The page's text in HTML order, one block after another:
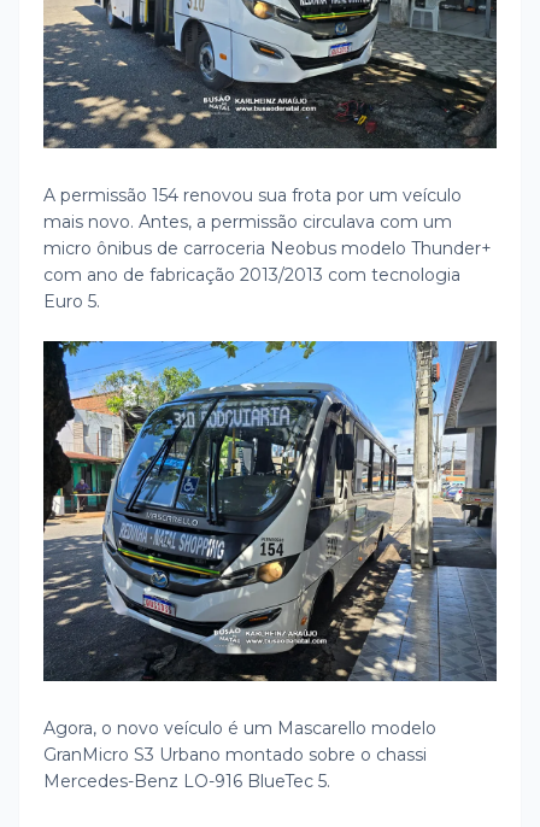
A permissão 154 renovou sua frota por um veículo
mais novo. Antes, a permissão circulava com um
micro ônibus de carroceria Neobus modelo Thunder+
com ano de fabricação 2013/2013 com tecnologia
Euro 5.
Agora, o novo veículo é um Mascarello modelo
GranMicro S3 Urbano montado sobre o chassi
Mercedes-Benz LO-916 BlueTec 5.